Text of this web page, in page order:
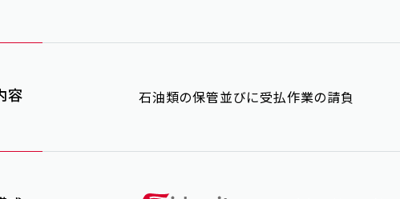
容 石油類の保管並びに受払作業の請負